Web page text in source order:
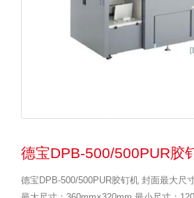
德宝DPB-500/500PUR胶
德宝DPB-500/500PUR胶钉机 封面最大尺